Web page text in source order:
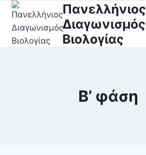
Skip
content
Πανελλήνιος
Διαγωνισμός
Βιολογίας
Β’ φάση